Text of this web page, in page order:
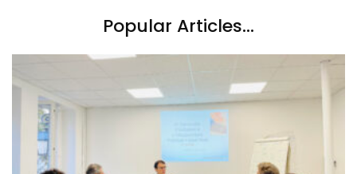
Popular Articles...